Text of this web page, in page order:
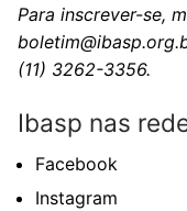
Para inscrever-se,
(11) 3262-3356.
Ibasp nas
Facebook
Instagram